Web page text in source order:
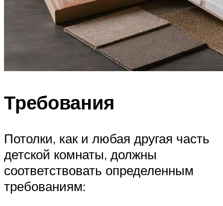
Требования
Потолки, как и любая другая часть
детской комнаты, должны
соответствовать определенным
требованиям: